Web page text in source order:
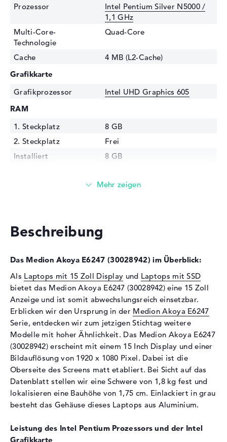
Prozessor
Intel Pentium Silver N5000 /
1,1 GHz
Multi-Core-
Technologie
Quad-Core
Cache
4 MB (L2-Cache)
Grafikkarte
Grafikprozessor
Intel UHD Graphics 605
RAM
1. Steckplatz
8 GB
2. Steckplatz
Frei
Installiert
8 GB
2400 MHz
Schnittstelle
Laufwerks-Typ
ohne Laufwerk
Display
Display-Typ
15,6" TFT
Max. Auflösung
1920 x 1080
Auflösungstyp
Full-HD
Besonderheiten
Display, matt, LED-
Hintergrundbeleuchtung, IPS
Panel
Kartenleser
Unterstützte Flash-
SD Memory Card, SDHC,
SDXC
Audio
Beschreibung
Das Medion Akoya E6247 (30028942) im Überblick:
Als Laptops mit 15 Zoll Display und Laptops mit SSD
bietet das Medion Akoya E6247 (30028942) eine 15 Zoll
Anzeige und ist somit abwechslungsreich einsetzbar.
Erblicken wir den Ursprung in der Medion Akoya E6247
Serie, entdecken wir zum jetzigen Stichtag weitere
Modelle mit hoher Ähnlichkeit. Das Medion Akoya E6247
(30028942) erscheint mit einem 15 Inch Display und einer
Bildauflösung von 1920 x 1080 Pixel. Dabei ist die
Oberseite des Screens matt etabliert. Bei Sicht auf das
Datenblatt stellen wir eine Schwere von 1,8 kg fest und
lokalisieren eine Bauhöhe von 1,75 cm. Einlackiert in grau
besteht das Gehäuse dieses Laptops aus Aluminium.
Leistung des Intel Pentium Prozessors und der Intel
Grafikkarte